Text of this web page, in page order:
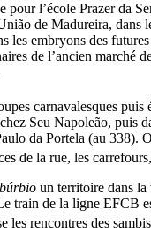
pour l’école Prazer da
de Madureira, dans
les embryons des
de l’ancien marché
carnavalesques
Seu Napoleão, puis
da Portela (au 338).
de la rue, les
un territoire dans
train de la ligne EFCB
les rencontres des